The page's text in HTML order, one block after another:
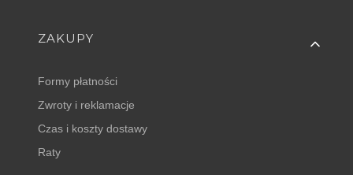
Linki w stopce
ZAKUPY
Formy płatności
Zwroty i reklamacje
Czas i koszty dostawy
Raty